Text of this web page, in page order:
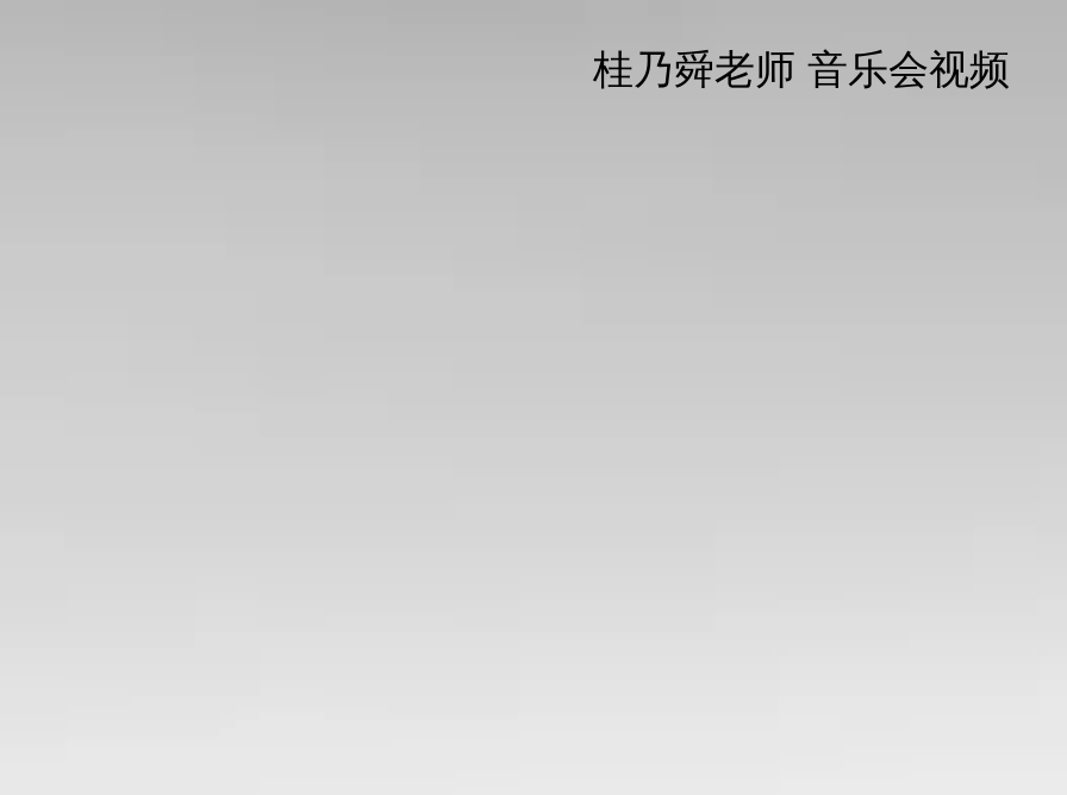
桂乃舜老师 音乐会视频